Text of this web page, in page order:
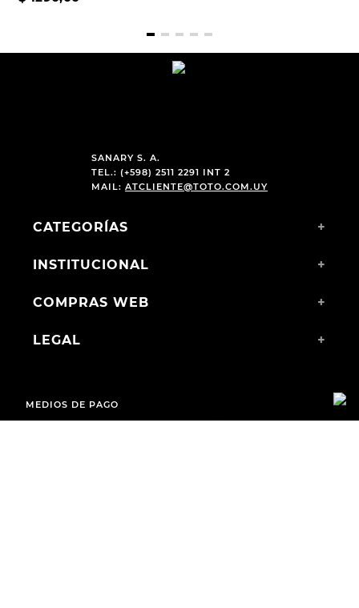
SANARY S. A.
TEL.: (+598) 2511 2291 INT 2
MAIL: ATCLIENTE@TOTO.COM.UY
CATEGORÍAS +
INSTITUCIONAL +
COMPRAS WEB +
LEGAL +
MEDIOS DE PAGO